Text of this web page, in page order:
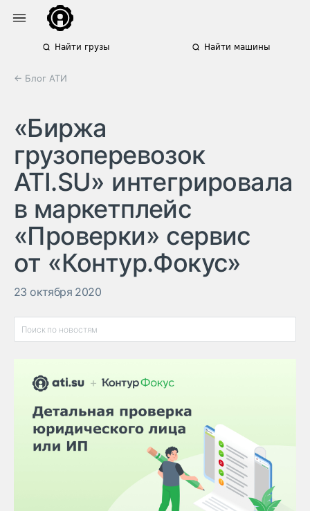
Найти грузы Найти машины
← Блог АТИ
«Биржа
грузоперевозок
ATI.SU» интегрировала
в маркетплейс
«Проверки» сервис
от «Контур.Фокус»
23 октября 2020